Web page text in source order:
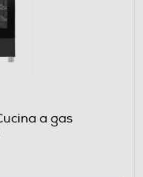
a gas